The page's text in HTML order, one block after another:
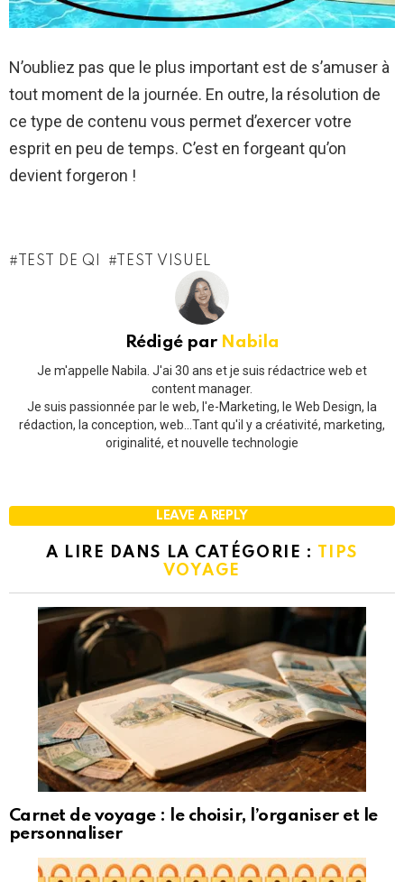
N’oubliez pas que le plus important est de s’amuser à
tout moment de la journée. En outre, la résolution de
ce type de contenu vous permet d’exercer votre
esprit en peu de temps. C’est en forgeant qu’on
devient forgeron !
TEST DE QI TEST VISUEL
Rédigé par Nabila
Je m'appelle Nabila. J'ai 30 ans et je suis rédactrice web et
content manager.
Je suis passionnée par le web, l'e-Marketing, le Web Design, la
rédaction, la conception, web...Tant qu'il y a créativité, marketing,
originalité, et nouvelle technologie
LEAVE A REPLY
A LIRE DANS LA CATÉGORIE : TIPS
VOYAGE
Carnet de voyage : le choisir, l’organiser et le
personnaliser